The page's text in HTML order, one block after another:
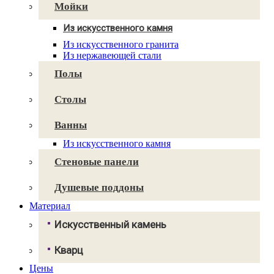
Avant Quartz
Мойки
Из искусственного камня
Для кухни
Для ванной
Из искусственного гранита
Из нержавеющей стали
Полы
Столы
Ванны
Из искусственного камня
Стеновые панели
Душевые поддоны
Материал
Искусственный камень
NeoMarm
Хай-макс
Кварц
Цены